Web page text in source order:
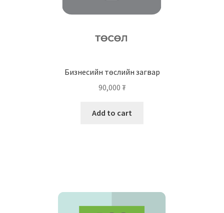
Бизнесийн төслийн загвар
90,000 ₮
Add to cart